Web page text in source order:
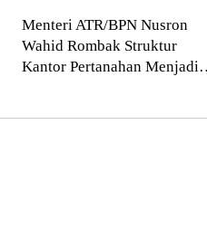
Menteri ATR/BPN Nusron
Wahid Rombak Struktur
Kantor Pertanahan Menjadi